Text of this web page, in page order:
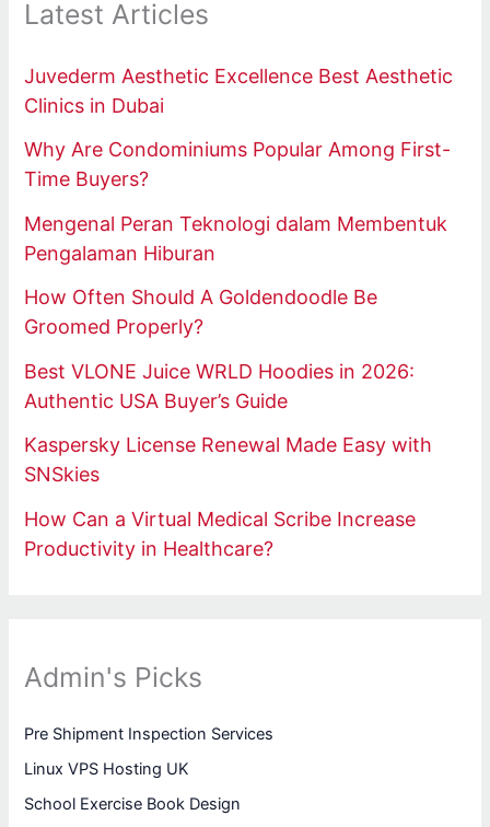
Latest Articles
Juvederm Aesthetic Excellence Best Aesthetic
Clinics in Dubai
Why Are Condominiums Popular Among First-
Time Buyers?
Mengenal Peran Teknologi dalam Membentuk
Pengalaman Hiburan
How Often Should A Goldendoodle Be
Groomed Properly?
Best VLONE Juice WRLD Hoodies in 2026:
Authentic USA Buyer’s Guide
Kaspersky License Renewal Made Easy with
SNSkies
How Can a Virtual Medical Scribe Increase
Productivity in Healthcare?
Admin's Picks
Pre Shipment Inspection Services
Linux VPS Hosting UK
School Exercise Book Design